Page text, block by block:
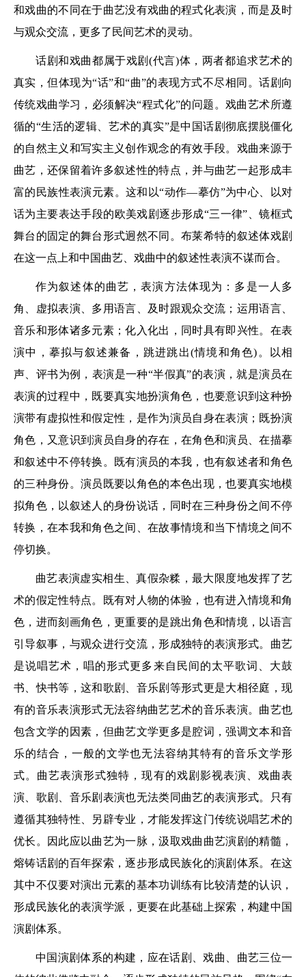
和戏曲的不同在于曲艺没有戏曲的程式化表演，而是及时
与观众交流，更多了民间艺术的灵动。
话剧和戏曲都属于戏剧(代言)体，两者都追求艺术的
真实，但体现为“话”和“曲”的表现方式不尽相同。话剧向
传统戏曲学习，必须解决“程式化”的问题。戏曲艺术所遵
循的“生活的逻辑、艺术的真实”是中国话剧彻底摆脱僵化
的自然主义和写实主义创作观念的有效手段。戏曲来源于
曲艺，还保留着许多叙述性的特点，并与曲艺一起形成丰
富的民族性表演元素。这和以“动作—摹仿”为中心、以对
话为主要表达手段的欧美戏剧逐步形成“三一律”、镜框式
舞台的固定的舞台形式迥然不同。布莱希特的叙述体戏剧
在这一点上和中国曲艺、戏曲中的叙述性表演不谋而合。
作为叙述体的曲艺，表演方法体现为：多是一人多
角、虚拟表演、多用语言、及时跟观众交流；运用语言、
音乐和形体诸多元素；化入化出，同时具有即兴性。在表
演中，摹拟与叙述兼备，跳进跳出(情境和角色)。以相
声、评书为例，表演是一种“半假真”的表演，就是演员在
表演的过程中，既要真实地扮演角色，也要意识到这种扮
演带有虚拟性和假定性，是作为演员自身在表演；既扮演
角色，又意识到演员自身的存在，在角色和演员、在描摹
和叙述中不停转换。既有演员的本我，也有叙述者和角色
的三种身份。演员既要以角色的本色出现，也要真实地模
拟角色，以叙述人的身份说话，同时在三种身份之间不停
转换，在本我和角色之间、在故事情境和当下情境之间不
停切换。
曲艺表演虚实相生、真假杂糅，最大限度地发挥了艺
术的假定性特点。既有对人物的体验，也有进入情境和角
色，进而刻画角色，更重要的是跳出角色和情境，以语言
引导叙事，与观众进行交流，形成独特的表演形式。曲艺
是说唱艺术，唱的形式更多来自民间的太平歌词、大鼓
书、快书等，这和歌剧、音乐剧等形式更是大相径庭，现
有的音乐表演形式无法容纳曲艺艺术的音乐表演。曲艺也
包含文学的因素，但曲艺文学更多是腔词，强调文本和音
乐的结合，一般的文学也无法容纳其特有的音乐文学形
式。曲艺表演形式独特，现有的戏剧影视表演、戏曲表
演、歌剧、音乐剧表演也无法类同曲艺的表演形式。只有
遵循其独特性、另辟专业，才能发挥这门传统说唱艺术的
优长。因此应以曲艺为一脉，汲取戏曲曲艺演剧的精髓，
熔铸话剧的百年探索，逐步形成民族化的演剧体系。在这
其中不仅要对演出元素的基本功训练有比较清楚的认识，
形成民族化的表演学派，更要在此基础上探索，构建中国
演剧体系。
中国演剧体系的构建，应在话剧、戏曲、曲艺三位一